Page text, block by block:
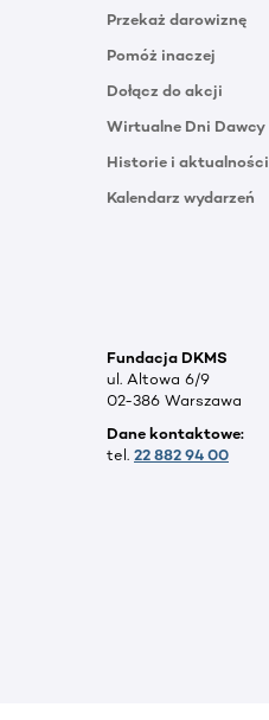
Przekaż darowiznę
Pomóż inaczej
Dołącz do akcji
Wirtualne Dni Dawcy
Historie i aktualności
Kalendarz wydarzeń
Fundacja DKMS
ul. Altowa 6/9
02-386 Warszawa
Dane kontaktowe:
tel. 22 882 94 00